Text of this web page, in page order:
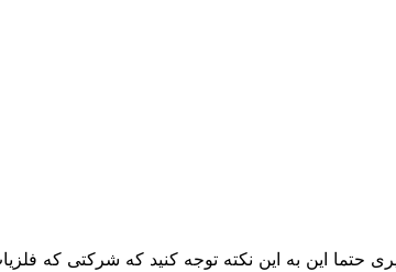
حتما این به این نکته توجه کنید که شرکتی که